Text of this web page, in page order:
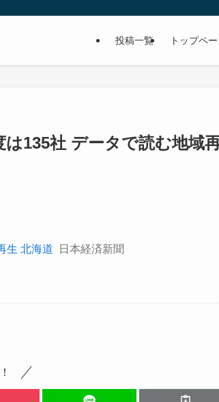
投稿一覧 トップペ
135社 データで読む地域
生 北海道 日本経済新聞